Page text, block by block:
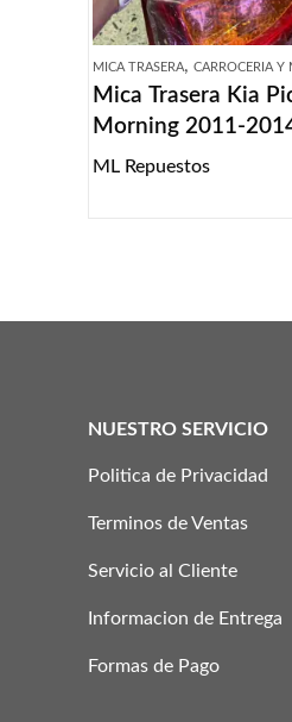
MICA TRASERA,CARROCERIA Y
Mica Trasera Kia
Morning 2011-
ML Repuestos
NUESTRO SERVICIO
Politica de Privacidad
Terminos de Ventas
Servicio al Cliente
Informacion de Entrega
Formas de Pago